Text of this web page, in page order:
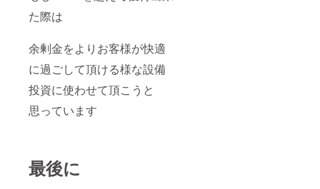
た際は
余剰金をよりお客様が快適
に過ごして頂ける様な設備
投資に使わせて頂こうと
思っています
最後に